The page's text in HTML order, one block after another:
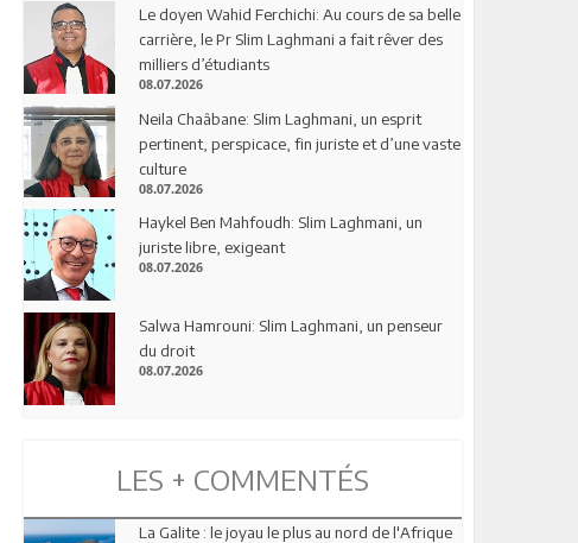
Le doyen Wahid Ferchichi: Au cours de sa belle
carrière, le Pr Slim Laghmani a fait rêver des
milliers d’étudiants
08.07.2026
Neila Chaâbane: Slim Laghmani, un esprit
pertinent, perspicace, fin juriste et d’une vaste
culture
08.07.2026
Haykel Ben Mahfoudh: Slim Laghmani, un
juriste libre, exigeant
08.07.2026
Salwa Hamrouni: Slim Laghmani, un penseur
du droit
08.07.2026
LES + COMMENTÉS
La Galite : le joyau le plus au nord de l'Afrique